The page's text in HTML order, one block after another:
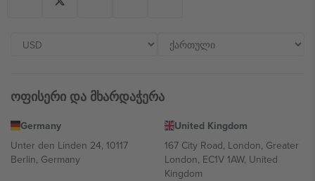
ოფისერი და მხარდაჭერა
Germany
Unter den Linden 24, 10117
Berlin, Germany
United Kingdom
167 City Road, London, Greater
London, EC1V 1AW, United
Kingdom